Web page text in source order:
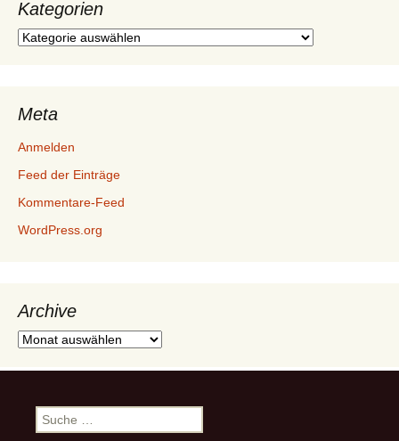
Kategorien
Kategorien
Meta
Anmelden
Feed der Einträge
Kommentare-Feed
WordPress.org
Archive
Archive
Suche
nach: